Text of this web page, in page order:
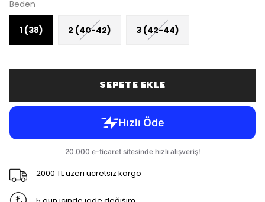
Beden
1 (38) 2 (40-42) 3 (42-44)
SEPETE EKLE
2000 TL üzeri ücretsiz kargo